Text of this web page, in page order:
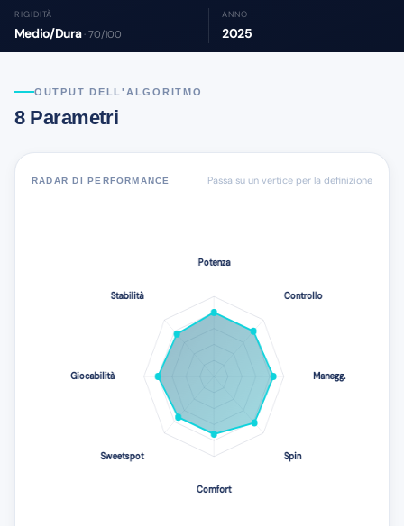
RIGIDITÀ
Medio/Dura· 70/100
ANNO
2025
OUTPUT DELL'ALGORITMO
8 Parametri
RADAR DI PERFORMANCE Passa su un vertice per la definizione